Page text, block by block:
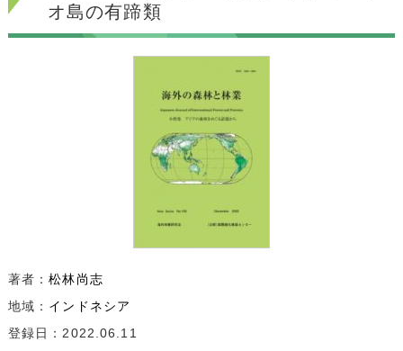
オ島の有蹄類
著者：松林尚志
地域： インドネシア
登録日：2022.06.11